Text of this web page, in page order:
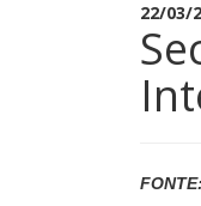
22/03/